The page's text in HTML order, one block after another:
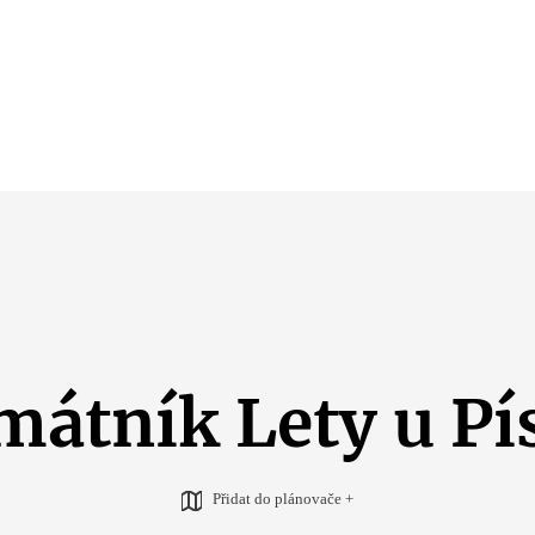
Lety u
Přidat do plánovače +